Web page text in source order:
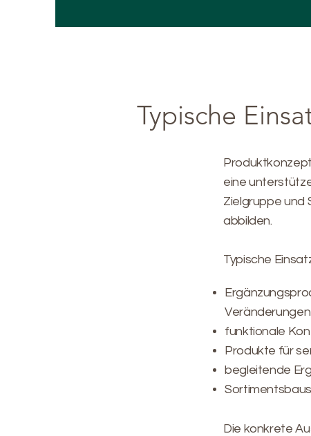
Typische
eine
Zielgruppe und
abbilden.
Typische
funktionale
Produkte für
begleitende
Die konkrete